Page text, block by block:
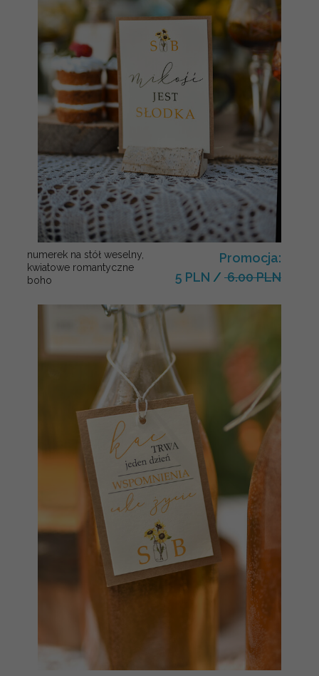
numerek na stół weselny,
kwiatowe romantyczne
boho
Promocja:
5 PLN / 6.00 PLN